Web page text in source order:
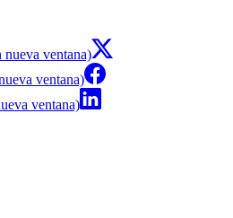
ventana)
ventana)
ventana)